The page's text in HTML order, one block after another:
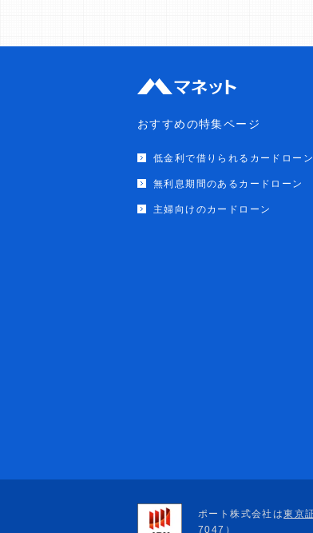
おすすめの特集ページ
低金利で借りられるカードローン
無利息期間のあるカードローン
主婦向けのカードローン